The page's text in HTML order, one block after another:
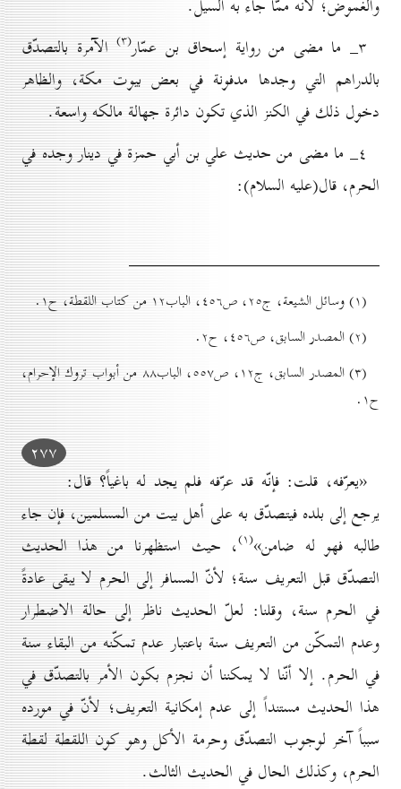
والغموض؛ لأنّه ممّا جاء به السيل.
۳_ ما مضى من رواية إسحاق بن عمّار
(۳) الآمرة بالتصدّق
بالدراهم التي وجدها مدفونة في بعض بيوت مكة، والظاهر
دخول ذلك في الكنز الذي تكون دائرة جهالة مالكه واسعة.
٤_ ما مضى من حديث علي بن أبي حمزة في دينار وجده في
الحرم، قال(علیه السلام):
(۱) وسائل الشيعة، ج۲٥، ص٤٥٦، الباب۱۲ من كتاب اللقطة، ح۱.
(۲) المصدر السابق، ص٤٥٦، ح۲.
(۳) المصدر السابق، ج۱۲، ص٥٥۷، الباب۸۸ من أبواب تروك الإحرام،
ح۱.
۲۷۷
«يعرّفه، قلت: فإنّه قد عرّفه فلم يجد له باغياً؟ قال:
يرجع إلى بلده فيتصدّق به على أهل بيت من المسلمين، فإن جاء
طالبه فهو له ضامن»(۱) ، حيث استظهرنا من هذا الحديث
التصدّق قبل التعريف سنة؛ لأنّ المسافر إلى الحرم لا يبقى عادةً
في الحرم سنة، وقلنا: لعلّ الحديث ناظر إلى حالة الاضطرار
وعدم التمكّن من التعريف سنة باعتبار عدم تمكّنه من البقاء سنة
في الحرم. إلا أنّنا لا يمكننا أن نجزم بكون الأمر بالتصدّق في
هذا الحديث مستنداً إلى عدم إمكانية التعريف؛ لأنّ في مورده
سبباً آخر لوجوب التصدّق وحرمة الأكل وهو كون اللقطة لقطة
الحرم، وكذلك الحال في الحديث الثالث.